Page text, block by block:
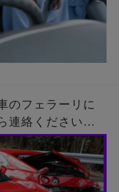
のフェラーリに
絡ください」
一度連絡してみ